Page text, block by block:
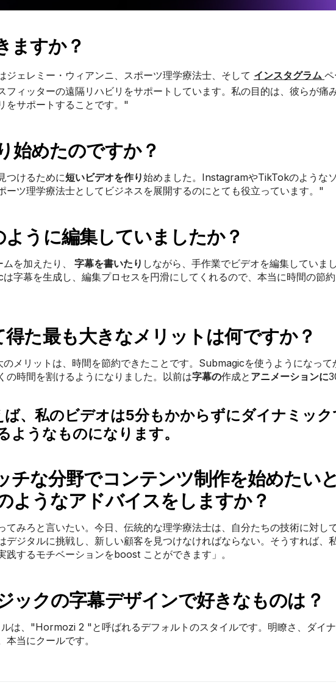
ますか？
ジェレミー・ウィアンニ、スポーツ理学療法士、そして インスタグラム ペ
フィッターの遠隔リハビリをサポートしています。私の目的は、彼らが痛
をサポートすることです。"
始めたのですか？
つけるために短いビデオを作り始めました。InstagramやTikTokのような
ーツ理学療法士としてビジネスを展開するのにとても役立っています。"
うに編集していましたか？
を加えたり、 字幕を書いたり しながら、手作業でビデオを編集していま
字幕を生成し、編集プロセスを円滑にしてくれるので、本当に時間の節約
た最も大きなメリットは何ですか？
メリットは、時間を節約できたことです。Submagicを使うようになって
の時間を割けるようになりました。以前は字幕の作成と アニメーションに
ば、私のビデオは5分もかからずにダイナミッ
ようなものになります。
チな分野でコンテンツ制作を始めたい
ようなアドバイスをしますか？
てみろと言いたい。今日、伝統的な理学療法士は、自分たちの技術に対し
デジタルに挑戦し、新しい顧客を見つけなければならない。そうすれば、
するモチベーションをboost ことができます」。
ックの字幕デザインで好きなものは？
は、"Hormozi 2 "と呼ばれるデフォルトのスタイルです。明瞭さ、ダイ
当にクールです。